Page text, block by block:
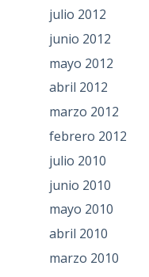
julio 2012
junio 2012
mayo 2012
abril 2012
marzo 2012
febrero 2012
julio 2010
junio 2010
mayo 2010
abril 2010
marzo 2010